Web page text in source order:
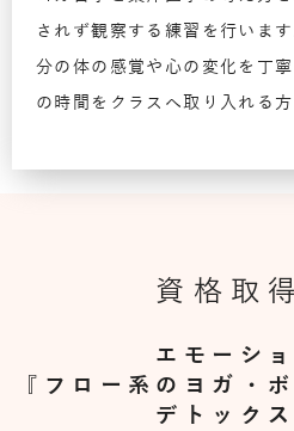
されず観察する練習を行いま
分の体の感覚や心の変化を丁
の時間をクラスへ取り入れる方
資格取
エモーシ
『フロー系のヨガ・
デトック